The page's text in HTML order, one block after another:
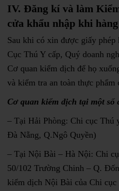
IV. Đăng kí và làm
cửa khẩu nhập khi
Sau khi có xin được giấy
Cục Thú Y cấp, Quý doanh
Cơ quan kiểm dịch để họ
và kiểm tra an toàn thực phẩm
Cơ quan kiểm dịch tại một số
– Tại Hải Phòng: Chi cục Thú
Đà Nẵng, Q.Ngô Quyền)
– Tại Nội Bài – Hà Nội: Chi
50/102 Trường Chinh – Q.
kiểm dịch Nội Bài của Chi cục